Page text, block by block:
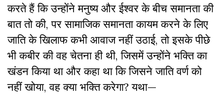
करते हैं कि उन्होंने मनुष्य और ईश्वर के बीच समानता की
बात तो की, पर सामाजिक समानता कायम करने के लिए
जाति के खिलाफ कभी आवाज नहीं उठाई, तो इसके पीछे
भी कबीर की वह चेतना ही थी, जिसमें उन्होंने भक्ति का
खंडन किया था और कहा था कि जिसने जाति वर्ण को
नहीं खोया, वह क्या भक्ति करेगा? यथा—